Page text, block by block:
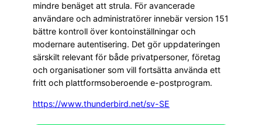
mindre benäget att strula. För avancerade
användare och administratörer innebär version 151
bättre kontroll över kontoinställningar och
modernare autentisering. Det gör uppdateringen
särskilt relevant för både privatpersoner, företag
och organisationer som vill fortsätta använda ett
fritt och plattformsoberoende e-postprogram.
https://www.thunderbird.net/sv-SE